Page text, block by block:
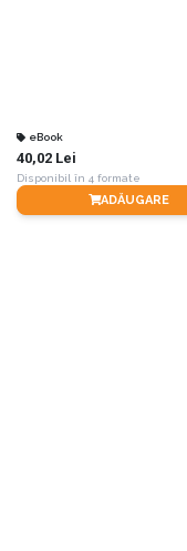
eBook
40,02 Lei
Disponibil în 4 formate
ADĂUGARE